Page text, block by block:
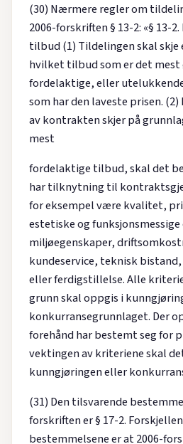
(30) Nærmere regler om
2006-forskriften § 13-2: «§ 13-
tilbud (1) Tildelingen skal skje
hvilket tilbud som er det
fordelaktige, eller
som har den laveste prisen.
av kontrakten skjer på
mest
fordelaktige tilbud, skal det
har tilknytning til
for eksempel være kvalitet,
estetiske og
miljøegenskaper,
kundeservice, teknisk
eller ferdigstillelse. Alle
grunn skal oppgis i
konkurransegrunnlaget. Der
forehånd har bestemt seg for
vektingen av kriteriene skal
kunngjøringen eller
(31) Den tilsvarende
forskriften er § 17-2.
bestemmelsene er at 2006-